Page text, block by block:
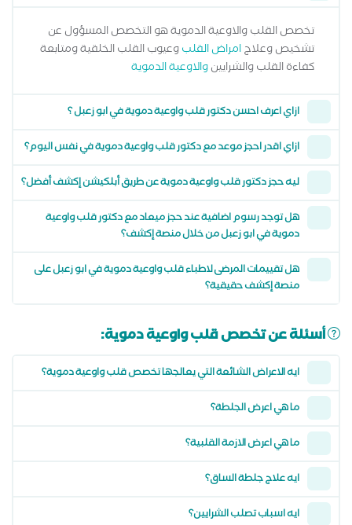
تخصص القلب والاوعية الدموية هو التخصص المسؤول عن
تشخيص وعلاجامراض القلبوعيوب القلب الخلقية ومتابعة
كفاءة القلب والشرايينوالاوعية الدموية
ازاي اعرف احسن دكتور قلب واوعية دموية في ابو زعبل ؟
ازاي اقدر احجز موعد مع دكتور قلب واوعية دموية في نفس اليوم؟
ليه حجز دكتور قلب واوعية دموية عن طريق أبلكيشن إكشف أفضل؟
هل توجد رسوم اضافية عند حجز ميعاد مع دكتور قلب واوعية
دموية في ابو زعبل من خلال منصة إكشف؟
هل تقييمات المرضى لاطباء قلب واوعية دموية في ابو زعبل على
منصة إكشف حقيقية؟
أسئلة عن تخصص قلب واوعية دموية:
ايه الاعراض الشائعة التي يعالجها تخصص قلب واوعية دموية؟
ما هي اعرض الجلطة؟
ما هي اعرض الازمة القلبية؟
ايه علاج جلطة الساق؟
ايه اسباب تصلب الشرايين؟